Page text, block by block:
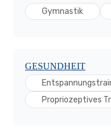
Gymnastik
GESUNDHEIT
Propriozeptives